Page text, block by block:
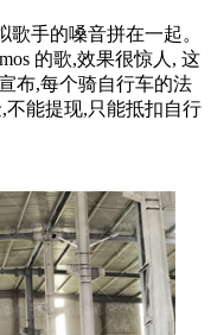
手的嗓音拼在一起。
的歌,效果很惊人, 这
布,每个骑自行车的法
不能提现,只能抵扣自行